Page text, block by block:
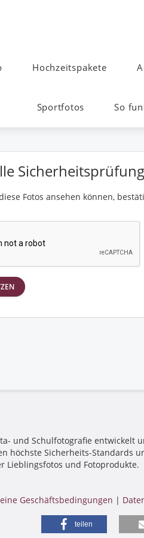
Hochzeitspakete
Sportfotos So
Sicherheitsprüfung
Fotos ansehen können,
und Schulfotografie entwickelt
höchste Sicherheits-Standards
Lieblingsfotos und Fotoprodukte.
Geschäftsbedingungen |
teilen